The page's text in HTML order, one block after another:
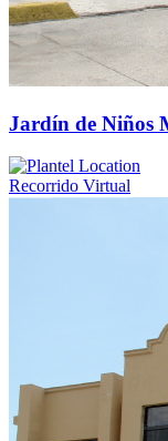
Jardín de Niños
Recorrido Virtual